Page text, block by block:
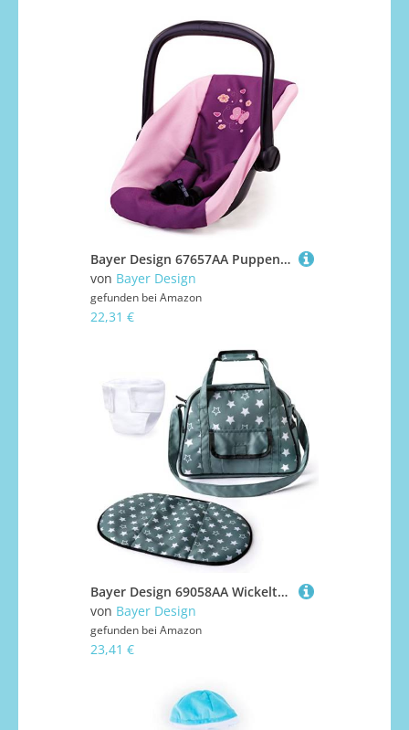
Bayer Design 67657AA Puppenautositz, Puppentrage, Puppenzubehör, ‎44 x 30 x 33 cm
von Bayer Design
gefunden bei Amazon
22,31 €
Bayer Design 69058AA Wickeltasche für Puppen, Winkelunterlage, Stoffwindel, Puppenzubehör, Tasche, Nordisches Grün
von Bayer Design
gefunden bei Amazon
23,41 €